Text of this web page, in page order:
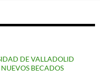
DE VALLADOLID
BECADOS